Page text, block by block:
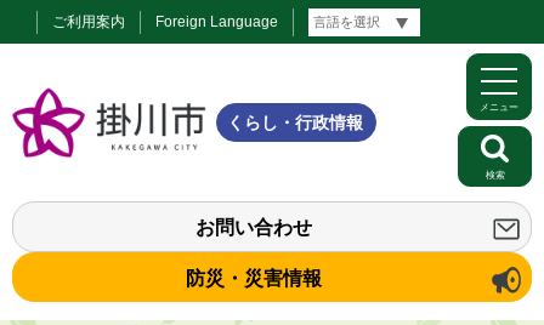
ご利用案内 Foreign Language
くらし・行政情報
お問い合わせ
防災・災害情報
メニュー
検索